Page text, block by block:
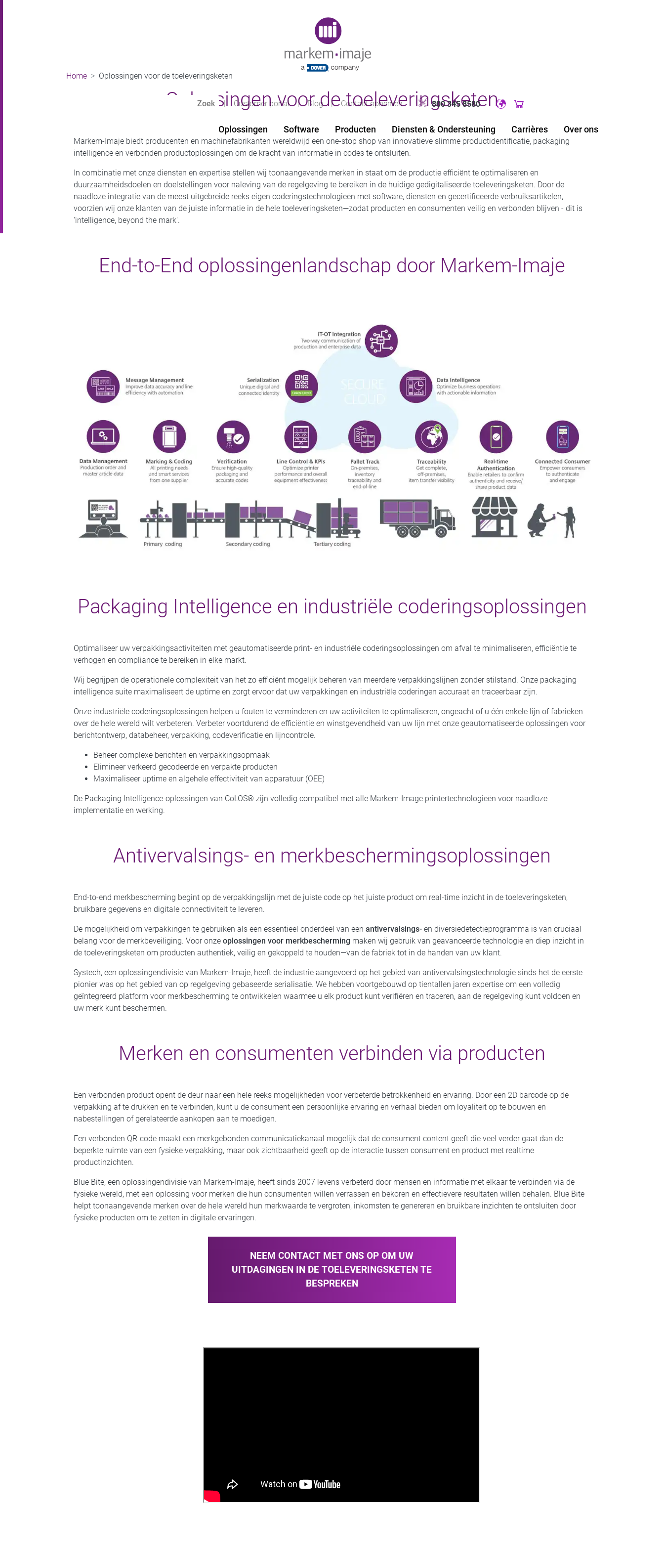
| Customer portal | Blog | Contact opnemen 800 345 8580 Original image URL link
Oplossingen Software Producten Diensten & Ondersteuning Carrières Over ons
Home Oplossingen voor de toeleveringsketen
Oplossingen voor de toeleveringsketen
Markem-Imaje biedt producenten en machinefabrikanten wereldwijd een one-stop shop van innovatieve slimme productidentificatie, packaging
intelligence en verbonden productoplossingen om de kracht van informatie in codes te ontsluiten.
In combinatie met onze diensten en expertise stellen wij toonaangevende merken in staat om de productie efficiënt te optimaliseren en
duurzaamheidsdoelen en doelstellingen voor naleving van de regelgeving te bereiken in de huidige gedigitaliseerde toeleveringsketen. Door de
naadloze integratie van de meest uitgebreide reeks eigen coderingstechnologieën met software, diensten en gecertificeerde verbruiksartikelen,
voorzien wij onze klanten van de juiste informatie in de hele toeleveringsketen—zodat producten en consumenten veilig en verbonden blijven - dit is
'intelligence, beyond the mark'.
End-to-End oplossingenlandschap door Markem-Imaje
Packaging Intelligence en industriële coderingsoplossingen
Optimaliseer uw verpakkingsactiviteiten met geautomatiseerde print- en industriële coderingsoplossingen om afval te minimaliseren, efficiëntie te
verhogen en compliance te bereiken in elke markt.
Wij begrijpen de operationele complexiteit van het zo efficiënt mogelijk beheren van meerdere verpakkingslijnen zonder stilstand. Onze packaging
intelligence suite maximaliseert de uptime en zorgt ervoor dat uw verpakkingen en industriële coderingen accuraat en traceerbaar zijn.
Onze industriële coderingsoplossingen helpen u fouten te verminderen en uw activiteiten te optimaliseren, ongeacht of u één enkele lijn of fabrieken
over de hele wereld wilt verbeteren. Verbeter voortdurend de efficiëntie en winstgevendheid van uw lijn met onze geautomatiseerde oplossingen voor
berichtontwerp, databeheer, verpakking, codeverificatie en lijncontrole.
Beheer complexe berichten en verpakkingsopmaak
Elimineer verkeerd gecodeerde en verpakte producten
Maximaliseer uptime en algehele effectiviteit van apparatuur (OEE)
De Packaging Intelligence-oplossingen van CoLOS® zijn volledig compatibel met alle Markem-Image printertechnologieën voor naadloze
implementatie en werking.
Antivervalsings- en merkbeschermingsoplossingen
End-to-end merkbescherming begint op de verpakkingslijn met de juiste code op het juiste product om real-time inzicht in de toeleveringsketen,
bruikbare gegevens en digitale connectiviteit te leveren.
De mogelijkheid om verpakkingen te gebruiken als een essentieel onderdeel van eenantivervalsings- en diversiedetectieprogramma is van cruciaal
belang voor de merkbeveiliging. Voor onzeoplossingen voor merkbescherming maken wij gebruik van geavanceerde technologie en diep inzicht in
de toeleveringsketen om producten authentiek, veilig en gekoppeld te houden—van de fabriek tot in de handen van uw klant.
Systech, een oplossingendivisie van Markem-Imaje, heeft de industrie aangevoerd op het gebied van antivervalsingstechnologie sinds het de eerste
pionier was op het gebied van op regelgeving gebaseerde serialisatie. We hebben voortgebouwd op tientallen jaren expertise om een volledig
geïntegreerd platform voor merkbescherming te ontwikkelen waarmee u elk product kunt verifiëren en traceren, aan de regelgeving kunt voldoen en
uw merk kunt beschermen.
Merken en consumenten verbinden via producten
Een verbonden product opent de deur naar een hele reeks mogelijkheden voor verbeterde betrokkenheid en ervaring. Door een 2D barcode op de
verpakking af te drukken en te verbinden, kunt u de consument een persoonlijke ervaring en verhaal bieden om loyaliteit op te bouwen en
nabestellingen of gerelateerde aankopen aan te moedigen.
Een verbonden QR-code maakt een merkgebonden communicatiekanaal mogelijk dat de consument content geeft die veel verder gaat dan de
beperkte ruimte van een fysieke verpakking, maar ook zichtbaarheid geeft op de interactie tussen consument en product met realtime
productinzichten.
Blue Bite, een oplossingendivisie van Markem-Imaje, heeft sinds 2007 levens verbeterd door mensen en informatie met elkaar te verbinden via de
fysieke wereld, met een oplossing voor merken die hun consumenten willen verrassen en bekoren en effectievere resultaten willen behalen. Blue Bite
helpt toonaangevende merken over de hele wereld hun merkwaarde te vergroten, inkomsten te genereren en bruikbare inzichten te ontsluiten door
fysieke producten om te zetten in digitale ervaringen.
NEEM CONTACT MET ONS OP OM UW
UITDAGINGEN IN DE TOELEVERINGSKETEN TE
BESPREKEN